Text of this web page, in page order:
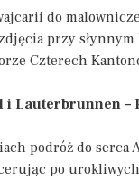
do
przy
Czterech
Lauterbrunnen –
podróż do serca
po